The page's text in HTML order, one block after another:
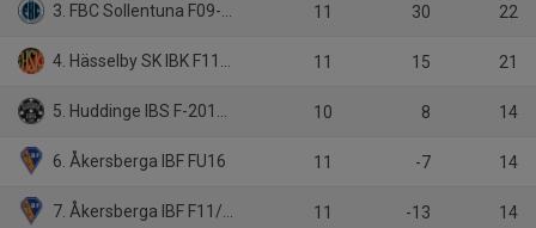
3. FBC Sollentuna F09-11 Nord 11 30 22
4. Hässelby SK IBK F11/12 11 15 21
5. Huddinge IBS F-2012/2013 Svart 10 8 14
6. Åkersberga IBF FU16 11 -7 14
7. Åkersberga IBF F11/12 11 -13 14